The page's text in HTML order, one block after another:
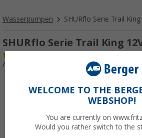
Wasserpumpen SHURflo Serie Trail King
SHURflo Serie Trail King
Art.-Nr.: 123850
WELCOME TO THE
WEBSHOP!
You are currently on
Would you rather switch to the